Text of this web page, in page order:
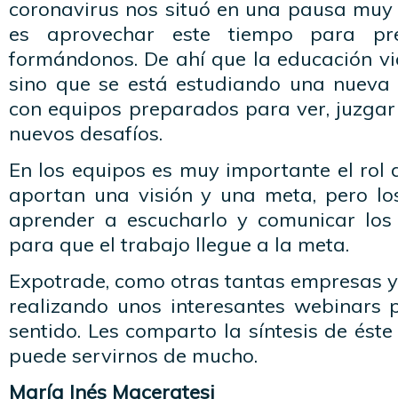
coronavirus nos situó en una pausa
es aprovechar este tiempo para
formándonos. De ahí que la educación
sino que se está estudiando una
con equipos preparados para ver,
nuevos desafíos.
En los equipos es muy importante el rol
aportan una visión y una meta, pero
aprender a escucharlo y comunicar
para que el trabajo llegue a la meta.
Expotrade, como otras tantas empresas
realizando unos interesantes webinars
sentido. Les comparto la síntesis de
puede servirnos de mucho.
María Inés Maceratesi